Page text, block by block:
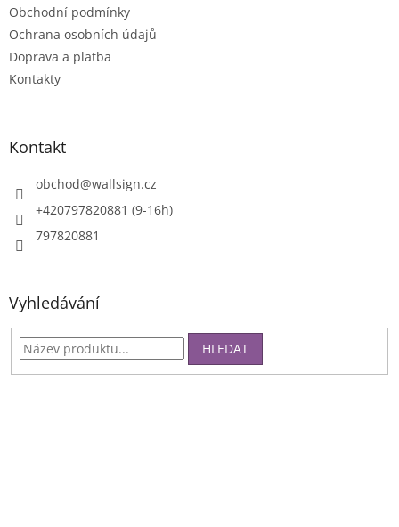
Obchodní podmínky
Ochrana osobních údajů
Doprava a platba
Kontakty
Kontakt
obchod@wallsign.cz
+420797820881 (9-16h)
797820881
Vyhledávání
HLEDAT